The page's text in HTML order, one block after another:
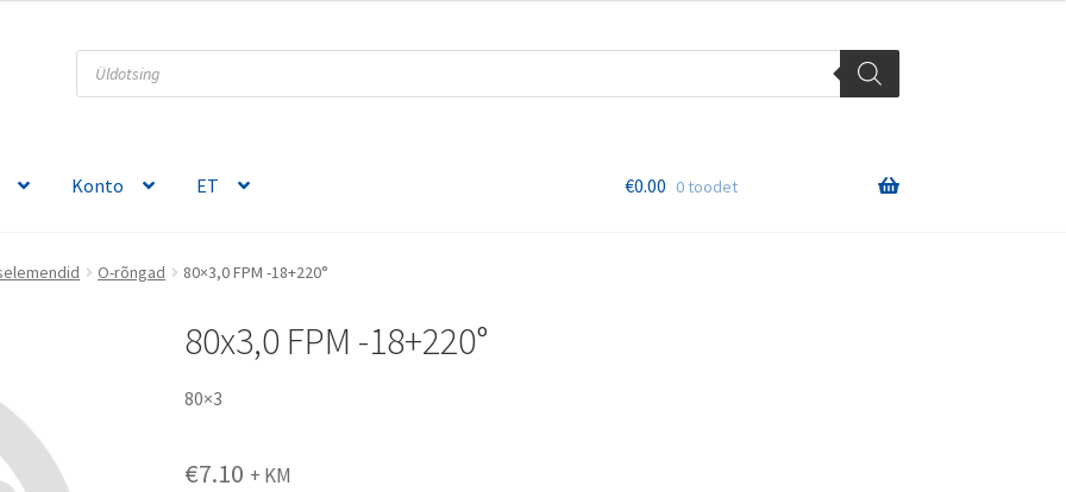
Products
search
Konto ET €0.00 0 toodet
O-rõngad 80×3,0 FPM -18+220°
80x3,0 FPM -18+220°
80×3
€7.10 + KM